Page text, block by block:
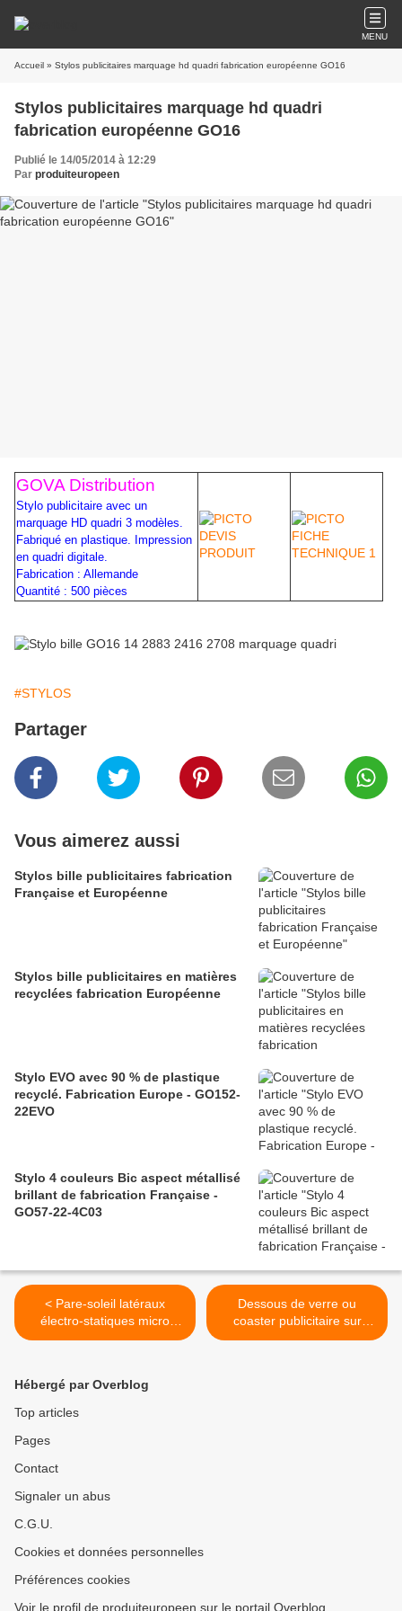
MENU
Accueil » Stylos publicitaires marquage hd quadri fabrication européenne GO16
Stylos publicitaires marquage hd quadri
fabrication européenne GO16
Publié le 14/05/2014 à 12:29
Par produiteuropeen
GOVA Distribution
Stylo publicitaire avec un
marquage HD quadri 3 modèles.
Fabriqué en plastique. Impression
en quadri digitale.
Fabrication : Allemande
Quantité : 500 pièces
#STYLOS
Partager
Vous aimerez aussi
Stylos bille publicitaires fabrication
Française et Européenne
Stylos bille publicitaires en matières
recyclées fabrication Européenne
Stylo EVO avec 90 % de plastique
recyclé. Fabrication Europe - GO152-
22EVO
Stylo 4 couleurs Bic aspect métallisé
brillant de fabrication Française -
GO57-22-4C03
< Pare-soleil latéraux
électro-statiques micro
perforés publicitaires
Dessous de verre ou
coaster publicitaire sur
mesure de fabrication
Hébergé par Overblog
Top articles
Pages
Contact
Signaler un abus
C.G.U.
Cookies et données personnelles
Préférences cookies
Voir le profil de produiteuropeen sur le portail Overblog